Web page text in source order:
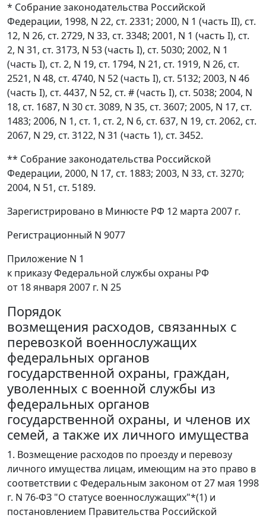
* Собрание законодательства Российской
Федерации, 1998, N 22, ст. 2331; 2000, N 1 (часть II), ст.
12, N 26, ст. 2729, N 33, ст. 3348; 2001, N 1 (часть I), ст.
2, N 31, ст. 3173, N 53 (часть I), ст. 5030; 2002, N 1
(часть I), ст. 2, N 19, ст. 1794, N 21, ст. 1919, N 26, ст.
2521, N 48, ст. 4740, N 52 (часть I), ст. 5132; 2003, N 46
(часть I), ст. 4437, N 52, ст. # (часть I), ст. 5038; 2004, N
18, ст. 1687, N 30 ст. 3089, N 35, ст. 3607; 2005, N 17, ст.
1483; 2006, N 1, ст. 1, ст. 2, N 6, ст. 637, N 19, ст. 2062, ст.
2067, N 29, ст. 3122, N 31 (часть 1), ст. 3452.
** Собрание законодательства Российской
Федерации, 2000, N 17, ст. 1883; 2003, N 33, ст. 3270;
2004, N 51, ст. 5189.
Зарегистрировано в Минюсте РФ 12 марта 2007 г.
Регистрационный N 9077
Приложение N 1
к приказу Федеральной службы охраны РФ
от 18 января 2007 г. N 25
Порядок
возмещения расходов, связанных с
перевозкой военнослужащих
федеральных органов
государственной охраны, граждан,
уволенных с военной службы из
федеральных органов
государственной охраны, и членов их
семей, а также их личного имущества
1. Возмещение расходов по проезду и перевозу
личного имущества лицам, имеющим на это право в
соответствии с Федеральным законом от 27 мая 1998
г. N 76-ФЗ "О статусе военнослужащих"*(1) и
постановлением Правительства Российской